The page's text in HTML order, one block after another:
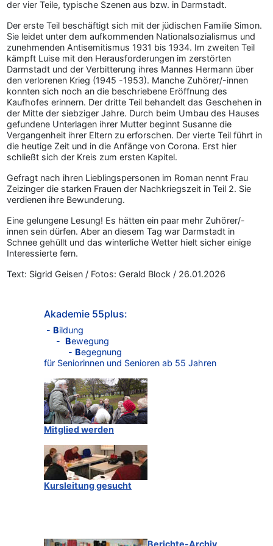
Akademie 55plus:
- Bildung
- Bewegung
- Begegnung
für Seniorinnen und Senioren ab 55 Jahren
Mitglied werden
Kursleitung gesucht
Berichte-Archiv
der vier Teile, typische Szenen aus bzw. in Darmstadt.
Der erste Teil beschäftigt sich mit der jüdischen Familie Simon.
Sie leidet unter dem aufkommenden Nationalsozialismus und
zunehmenden Antisemitismus 1931 bis 1934. Im zweiten Teil
kämpft Luise mit den Herausforderungen im zerstörten
Darmstadt und der Verbitterung ihres Mannes Hermann über
den verlorenen Krieg (1945 -1953). Manche Zuhörer/-innen
konnten sich noch an die beschriebene Eröffnung des
Kaufhofes erinnern. Der dritte Teil behandelt das Geschehen in
der Mitte der siebziger Jahre. Durch beim Umbau des Hauses
gefundene Unterlagen ihrer Mutter beginnt Susanne die
Vergangenheit ihrer Eltern zu erforschen. Der vierte Teil führt in
die heutige Zeit und in die Anfänge von Corona. Erst hier
schließt sich der Kreis zum ersten Kapitel.
Gefragt nach ihren Lieblingspersonen im Roman nennt Frau
Zeizinger die starken Frauen der Nachkriegszeit in Teil 2. Sie
verdienen ihre Bewunderung.
Eine gelungene Lesung! Es hätten ein paar mehr Zuhörer/-
innen sein dürfen. Aber an diesem Tag war Darmstadt in
Schnee gehüllt und das winterliche Wetter hielt sicher einige
Interessierte fern.
Text: Sigrid Geisen / Fotos: Gerald Block / 26.01.2026